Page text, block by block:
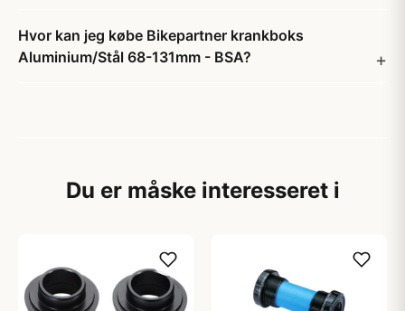
Hvor kan jeg købe Bikepartner krankboks
Aluminium/Stål 68-131mm - BSA?
Du er måske interesseret i